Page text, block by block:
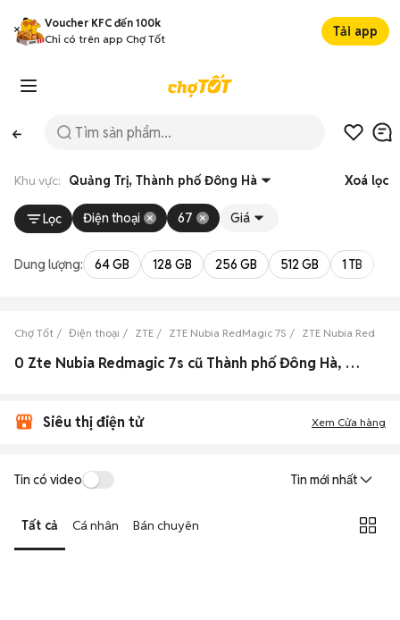
Voucher KFC đến 100k
Chỉ có trên app Chợ Tốt
Tải app
Khu vực: Quảng Trị, Thành phố Đông Hà Xoá lọc
Lọc Điện thoại 67 Giá
Dung lượng: 64 GB 128 GB 256 GB 512 GB 1 TB
Chợ Tốt Điện thoại ZTE ZTE Nubia RedMagic 7S ZTE Nubia
0 Zte Nubia Redmagic 7s cũ Thành phố Đông Hà, Quảng Trị đẹp
Siêu thị điện tử Xem Cửa hàng
Tin có video Tin mới nhất
Tất cả Cá nhân Bán chuyên